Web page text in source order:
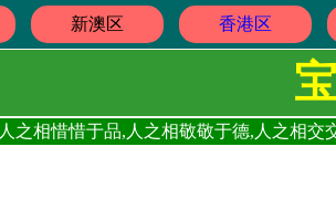
新澳区 香港区
人之相惜惜于品,人之相敬敬于德,人之相